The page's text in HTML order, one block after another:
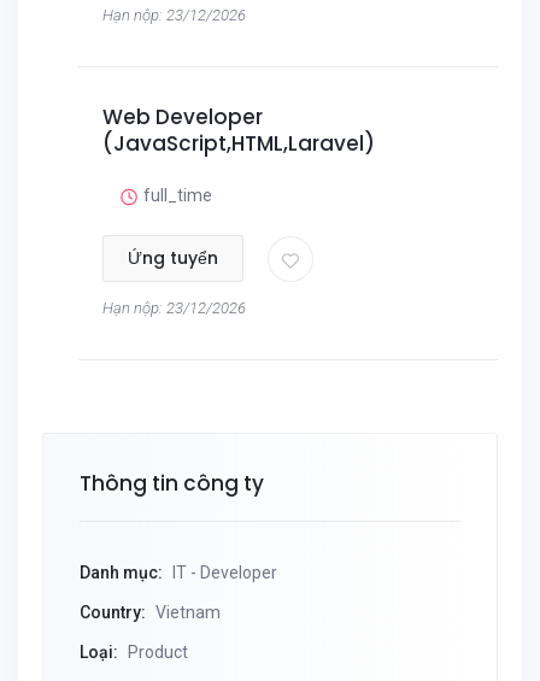
Hạn nộp: 23/12/2026
Web Developer
(JavaScript,HTML,Laravel)
full_time
Ứng tuyển
Hạn nộp: 23/12/2026
Thông tin công ty
Danh mục: IT - Developer
Country: Vietnam
Loại: Product